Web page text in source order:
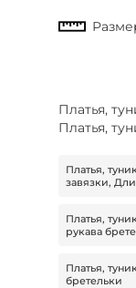
Платья,
Платья,
Платья,
завязки,
Платья,
рукава
Платья,
бретельки